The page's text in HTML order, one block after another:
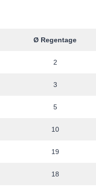
Ø Regentage
2
3
5
10
19
18